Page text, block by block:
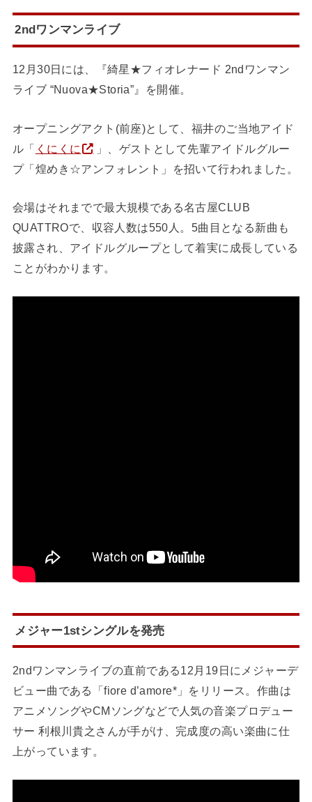
2ndワンマンライブ
12月30日には、『綺星★フィオレナード 2ndワンマン
ライブ “Nuova★Storia”』を開催。
オープニングアクト(前座)として、福井のご当地アイド
ル「 くにくに
」、ゲストとして先輩アイドルグルー
プ「煌めき☆アンフォレント」を招いて行われました。
会場はそれまでで最大規模である名古屋CLUB
QUATTROで、収容人数は550人。5曲目となる新曲も
披露され、アイドルグループとして着実に成長している
ことがわかります。
メジャー1stシングルを発売
2ndワンマンライブの直前である12月19日にメジャーデ
ビュー曲である「fiore d’amore*」をリリース。作曲は
アニメソングやCMソングなどで人気の音楽プロデュー
サー 利根川貴之さんが手がけ、完成度の高い楽曲に仕
上がっています。